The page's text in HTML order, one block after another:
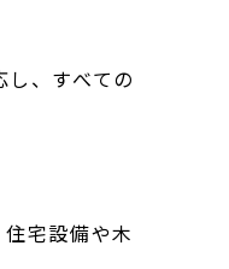
、すべての
宅設備や木